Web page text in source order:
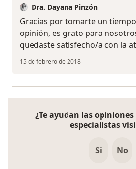
Dra. Dayana Pinzón
Gracias por tomarte un
opinión, es grato para
quedaste satisfecho/a con la
15 de febrero de 2018
¿Te ayudan las
especialistas
Si No